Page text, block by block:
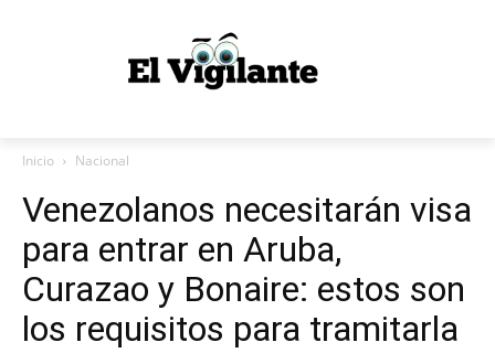
Inicio Nacional
Venezolanos necesitarán visa
para entrar en Aruba,
Curazao y Bonaire: estos son
los requisitos para tramitarla